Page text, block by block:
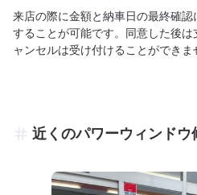
来店の際に金額と納車日の最終確
することが可能です。同意した後
ャンセルは受け付けることができま
近くのパワーウィンド